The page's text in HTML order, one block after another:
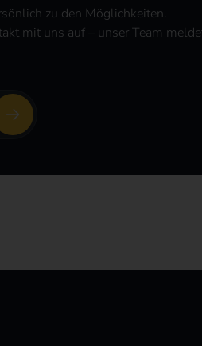
zu den Möglichkeiten.
mit uns auf – unser Team